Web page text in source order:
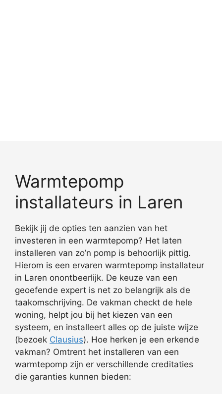
Warmtepomp
installateurs in Laren
Bekijk jij de opties ten aanzien van het
investeren in een warmtepomp? Het laten
installeren van zo’n pomp is behoorlijk pittig.
Hierom is een ervaren warmtepomp installateur
in Laren onontbeerlijk. De keuze van een
geoefende expert is net zo belangrijk als de
taakomschrijving. De vakman checkt de hele
woning, helpt jou bij het kiezen van een
systeem, en installeert alles op de juiste wijze
(bezoek Clausius). Hoe herken je een erkende
vakman? Omtrent het installeren van een
warmtepomp zijn er verschillende creditaties
die garanties kunnen bieden: